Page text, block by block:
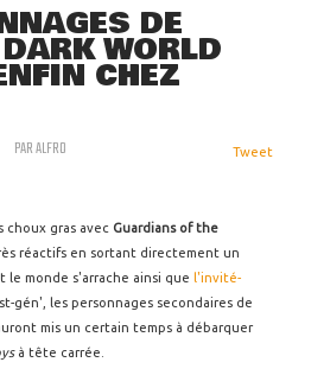
DE
WORLD
CHEZ
PARALFRO Tweet
choux gras avec Guardians of the
réactifs en sortant directement un
le monde s'arrache ainsi que l'invité-
gén', les personnages secondaires de
mis un certain temps à débarquer
à tête carrée.